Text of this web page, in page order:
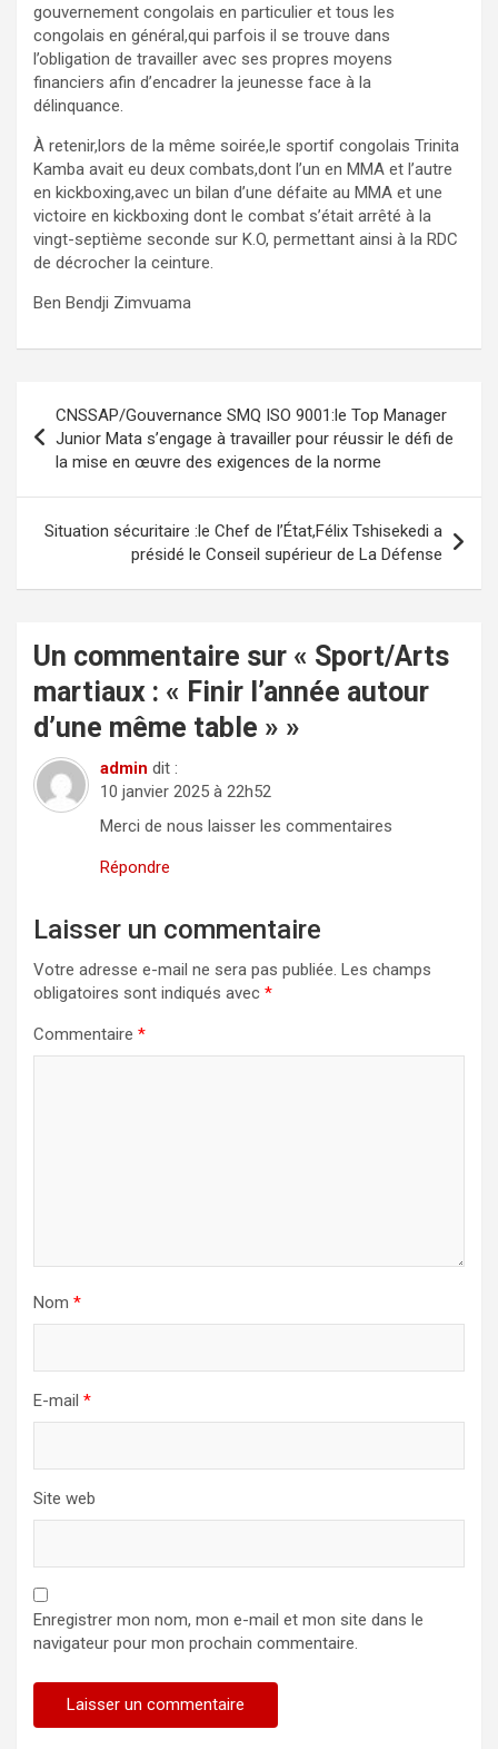
gouvernement congolais en particulier et tous les
congolais en général,qui parfois il se trouve dans
l’obligation de travailler avec ses propres moyens
financiers afin d’encadrer la jeunesse face à la
délinquance.
À retenir,lors de la même soirée,le sportif congolais Trinita
Kamba avait eu deux combats,dont l’un en MMA et l’autre
en kickboxing,avec un bilan d’une défaite au MMA et une
victoire en kickboxing dont le combat s’était arrêté à la
vingt-septième seconde sur K.O, permettant ainsi à la RDC
de décrocher la ceinture.
Ben Bendji Zimvuama
de
l’article
CNSSAP/Gouvernance SMQ ISO 9001:le Top Manager
Junior Mata s’engage à travailler pour réussir le défi de
la mise en œuvre des exigences de la norme
Situation sécuritaire :le Chef de l’État,Félix Tshisekedi a
présidé le Conseil supérieur de La Défense
Un commentaire sur « Sport/Arts
martiaux : « Finir l’année autour
d’une même table » »
admin dit :
10 janvier 2025 à 22h52
Merci de nous laisser les commentaires
Répondre
Laisser un commentaire
Votre adresse e-mail ne sera pas publiée. Les champs
obligatoires sont indiqués avec *
Commentaire *
Nom *
E-mail *
Site web
Enregistrer mon nom, mon e-mail et mon site dans le
navigateur pour mon prochain commentaire.